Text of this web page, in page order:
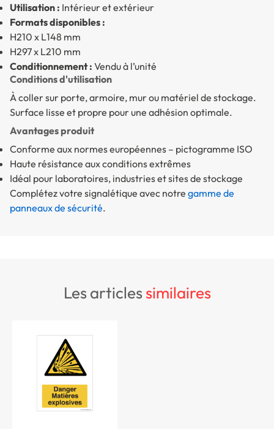
Utilisation : Intérieur et extérieur
Formats disponibles :
H210 x L148 mm
H297 x L210 mm
Conditionnement : Vendu à l’unité
Conditions d'utilisation
À coller sur porte, armoire, mur ou matériel de stockage.
Surface lisse et propre pour une adhésion optimale.
Avantages produit
Conforme aux normes européennes – pictogramme ISO
Haute résistance aux conditions extrêmes
Idéal pour laboratoires, industries et sites de stockage
Complétez votre signalétique avec notre gamme de
panneaux de sécurité.
les articlessimilaires